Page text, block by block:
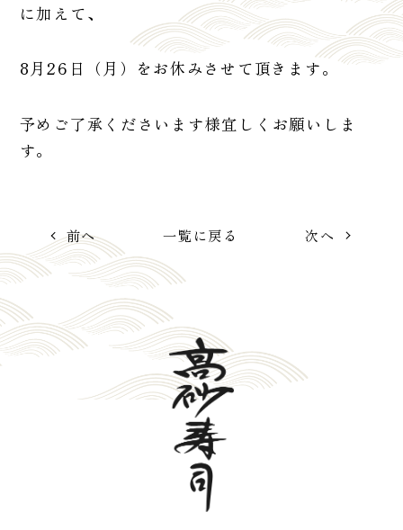
に加えて、
8月26日（月）をお休みさせて頂きます。
予めご了承くださいます様宜しくお願いしま
す。
前へ 一覧に戻る 次へ